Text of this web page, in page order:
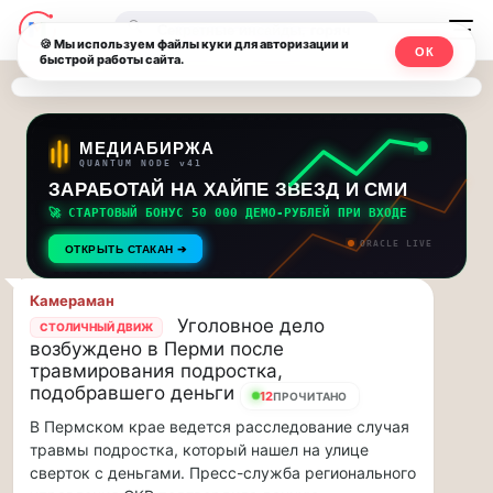
Последние
новости
и
обновления
потока:
Друзья,
приглашаем
на
музыкальную
прогулку
по
Москве
Чайковского!…
приглашаем
на
музыкальную
Москвичи.net
—
Главный
столичный
чат-
мессенджер,
новости
и
инсайды
Москвы
🔍
МЕДИАБИРЖА
QUANTUM NODE v41
ЗАРАБОТАЙ НА ХАЙПЕ ЗВЕЗД И СМИ
🚀 СТАРТОВЫЙ БОНУС 50 000 ДЕМО-РУБЛЕЙ ПРИ ВХОДЕ
ОТКРЫТЬ СТАКАН ➔ ORACLE LIVE
Камераман
СТОЛИЧНЫЙ ДВИЖ
Уголовное дело
возбуждено в Перми после
травмирования подростка,
подобравшего деньги
12ПРОЧИТАНО
В Пермском крае ведется расследование случая
травмы подростка, который нашел на улице
сверток с деньгами. Пресс-служба регионального
🍪 Мы используем файлы куки для авторизации и
быстрой работы сайта.
ОК